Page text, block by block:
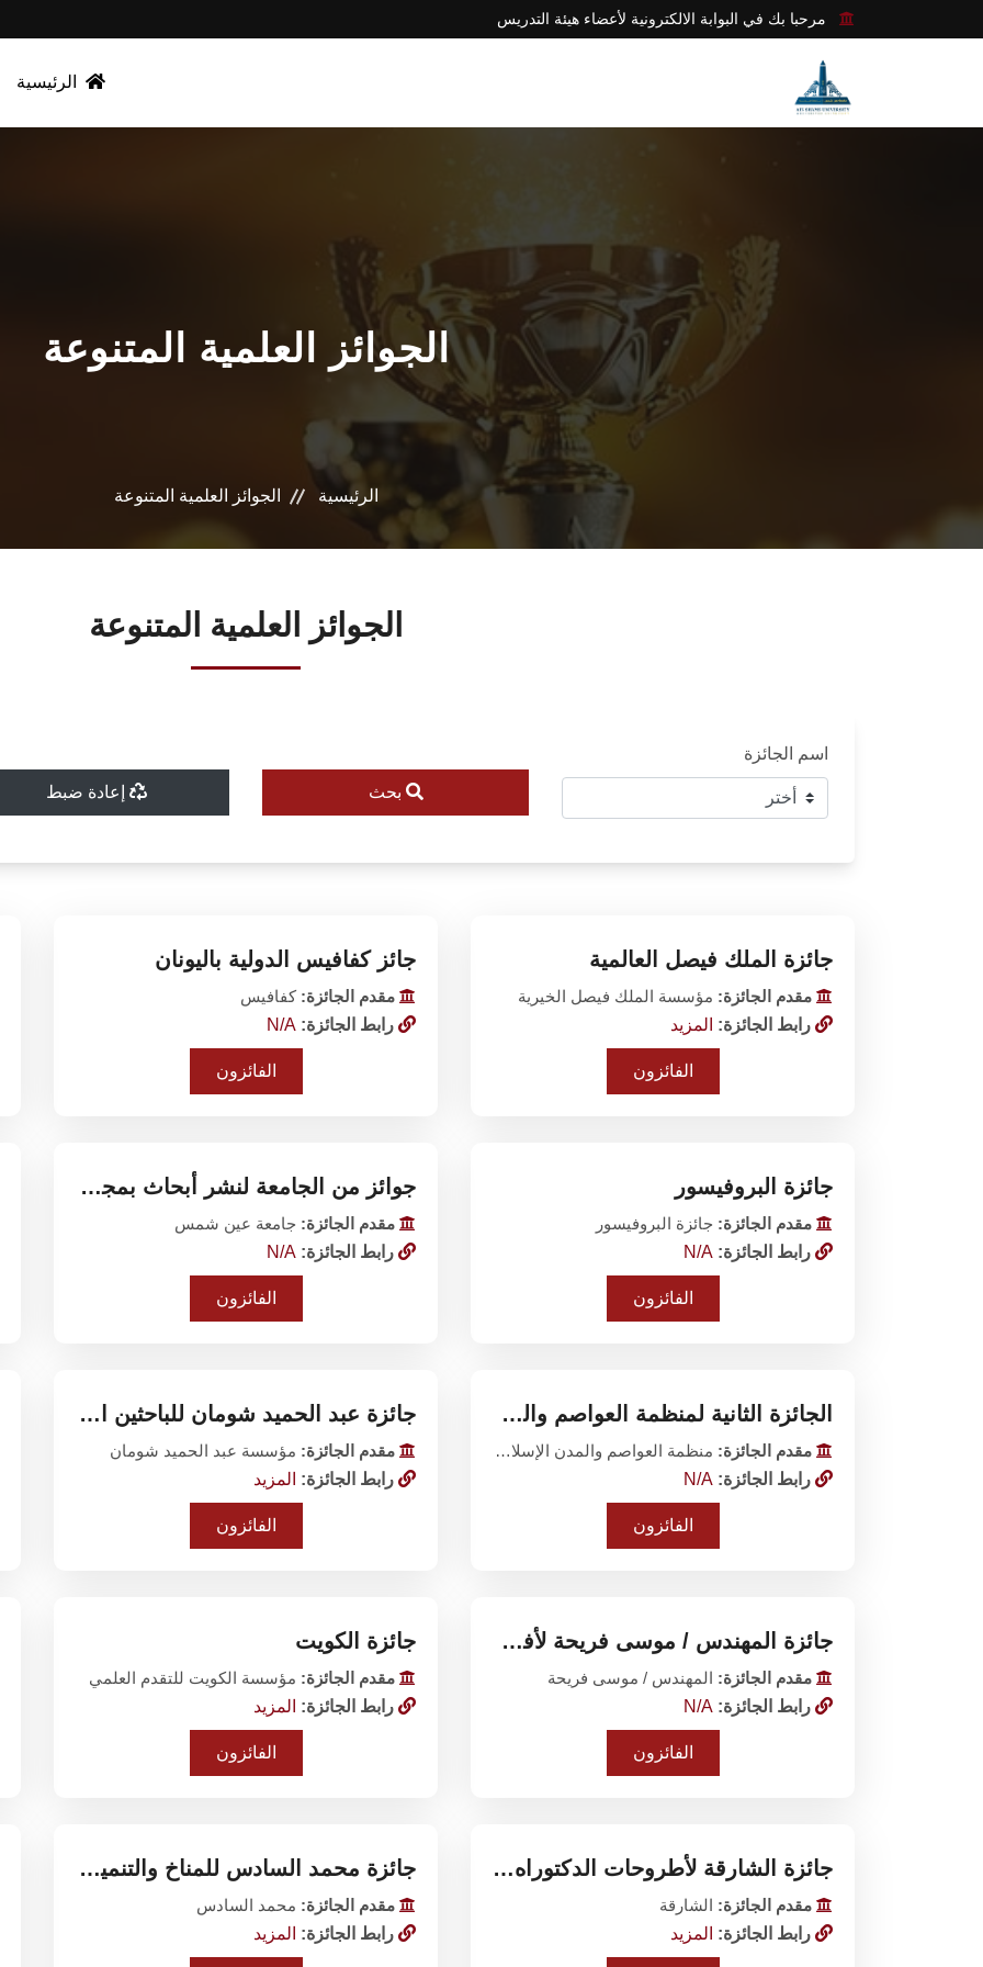
مرحبا بك في البوابة الالكترونية لأعضاء هيئة التدريس
الرئيسية
الجوائز العلمية المتنوعة
الرئيسية الجوائز العلمية المتنوعة
الجوائز العلمية المتنوعة
اسم الجائزة
إعادة ضبط
جائزة الملك فيصل العالمية
مقدم الجائزة: مؤسسة الملك فيصل الخيرية‎
رابط الجائزة: المزيد
الفائزون
جائز كفافيس الدولية باليونان
مقدم الجائزة: كفافيس
رابط الجائزة: N/A
الفائزون
جائزة البروفيسور
مقدم الجائزة: جائزة البروفيسور
رابط الجائزة: N/A
الفائزون
جوائز من الجامعة لنشر أبحاث بمجلات عالمية
مقدم الجائزة: جامعة عين شمس
رابط الجائزة: N/A
الفائزون
الجائزة الثانية لمنظمة العواصم والمدن الإسلامية
مقدم الجائزة: منظمة العواصم والمدن الإسلامية
رابط الجائزة: N/A
الفائزون
جائزة عبد الحميد شومان للباحثين العرب
مقدم الجائزة: مؤسسة عبد الحميد شومان
رابط الجائزة: المزيد
الفائزون
جائزة المهندس / موسى فريحة لأفضل بحث علمي بالقسم
مقدم الجائزة: المهندس / موسى فريحة
رابط الجائزة: N/A
الفائزون
جائزة الكويت
مقدم الجائزة: مؤسسة الكويت للتقدم العلمي
رابط الجائزة: المزيد
الفائزون
جائزة الشارقة لأطروحات الدكتوراه في العلوم الادارية في الوطن العربي
مقدم الجائزة: الشارقة
رابط الجائزة: المزيد
جائزة محمد السادس للمناخ والتنمية المستدامة
مقدم الجائزة: محمد السادس
رابط الجائزة: المزيد